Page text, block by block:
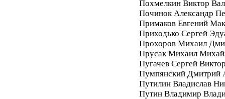
Похмелкин Виктор
Починок Александр
Примаков Евгений
Приходько Сергей
Прохоров Михаил
Прусак Михаил
Пугачев Сергей
Пумпянский Дмитрий
Путилин Владислав
Путин Владимир